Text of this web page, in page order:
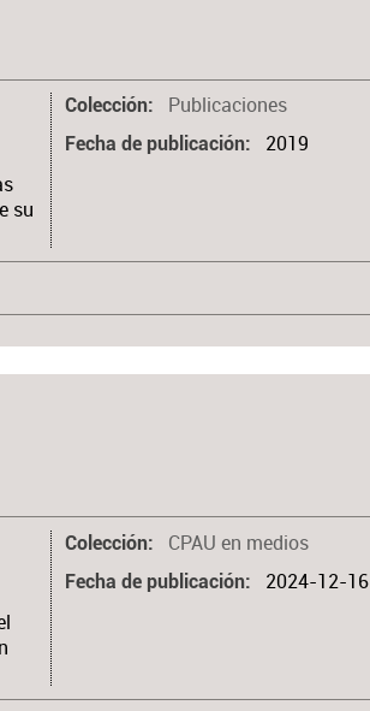
su
Colección Publicaciones
Fecha de publicación 2019
Colección CPAU en medios
Fecha de publicación 2024-12-16